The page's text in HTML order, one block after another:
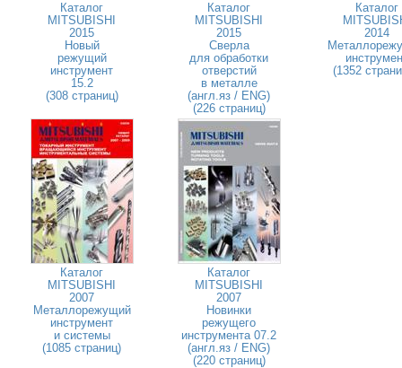
Каталог
MITSUBISHI
2015
Новый
режущий
инструмент
15.2
(308 страниц)
Каталог
MITSUBISHI
2015
Сверла
для обработки
отверстий
в металле
(англ.яз / ENG)
(226 страниц)
Каталог
2014
(1352
Каталог
MITSUBISHI
2007
Металлорежущий
инструмент
и системы
(1085 страниц)
Каталог
MITSUBISHI
2007
Новинки
режущего
инструмента 07.2
(англ.яз / ENG)
(220 страниц)